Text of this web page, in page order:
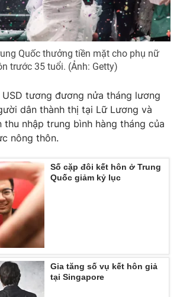
Podcast
Infographic
VTV Thể thao
Tấm lòng Việt
VTV8
English
Quốc thưởng tiền mặt cho phụ nữ
trước 35 tuổi. (Ảnh: Getty)
tương đương nửa tháng lương
dân thành thị tại Lữ Lương và
thu nhập trung bình hàng tháng của
nông thôn.
Số cặp đôi kết hôn ở Trung
Quốc giảm kỷ lục
Gia tăng số vụ kết hôn giả
tại Singapore